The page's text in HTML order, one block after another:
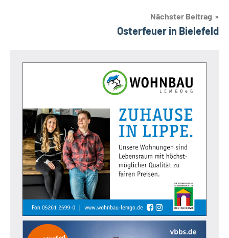
Nächster Beitrag
Osterfeuer in Bielefeld